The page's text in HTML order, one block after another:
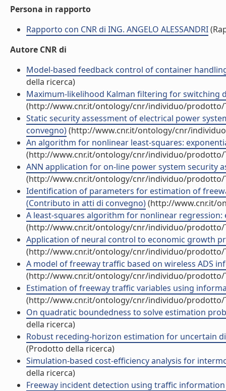
Persona in rapporto
Rapporto con CNR di ING. ANGELO ALESSANDRI
Autore CNR di
Model-based feedback control of container
della ricerca)
Maximum-likelihood Kalman filtering for switching
(http://www.cnr.it/ontology/cnr/individuo/prodotto/
Static security assessment of electrical power
convegno)(http://www.cnr.it/ontology/cnr/
An algorithm for nonlinear least-squares:
(http://www.cnr.it/ontology/cnr/individuo/prodotto/
ANN application for on-line power system security
(http://www.cnr.it/ontology/cnr/individuo/prodotto/
Identification of parameters for estimation of
(Contributo in atti di convegno)(http://www.cnr.it/
A least-squares algorithm for nonlinear
(http://www.cnr.it/ontology/cnr/individuo/prodotto/
Application of neural control to economic growth
(http://www.cnr.it/ontology/cnr/individuo/prodotto/
A model of freeway traffic based on wireless ADS
(http://www.cnr.it/ontology/cnr/individuo/prodotto/
Estimation of freeway traffic variables using
(http://www.cnr.it/ontology/cnr/individuo/prodotto/
On quadratic boundedness to solve estimation
della ricerca)
Robust receding-horizon estimation for uncertain
(Prodotto della ricerca)
Simulation-based cost-efficiency analysis for
della ricerca)
Freeway incident detection using traffic